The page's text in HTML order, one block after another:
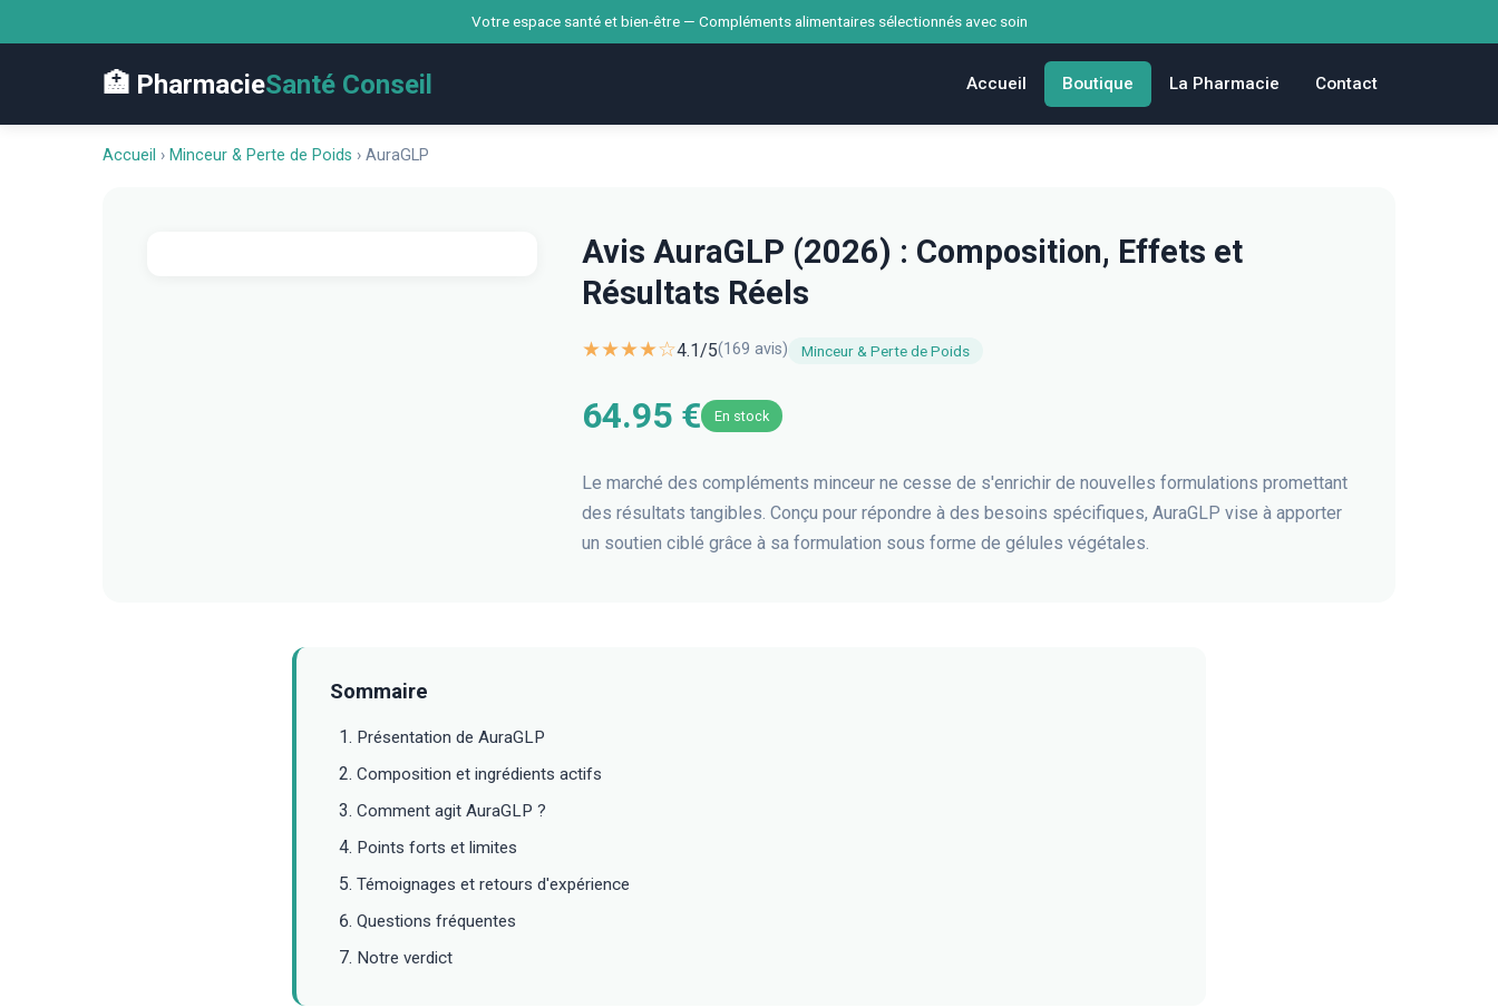
Votre espace santé et bien-être — Compléments alimentaires sélectionnés avec soin
🏥 PharmacieSanté Conseil Accueil Boutique La Pharmacie Contact
Accueil › Minceur & Perte de Poids › AuraGLP
Avis AuraGLP (2026) : Composition, Effets et
Résultats Réels
★★★★☆4.1/5(169 avis) Minceur & Perte de Poids
64.95 € En stock
Le marché des compléments minceur ne cesse de s'enrichir de nouvelles formulations promettant
des résultats tangibles. Conçu pour répondre à des besoins spécifiques, AuraGLP vise à apporter
un soutien ciblé grâce à sa formulation sous forme de gélules végétales.
Sommaire
Présentation de AuraGLP
Composition et ingrédients actifs
Comment agit AuraGLP ?
Points forts et limites
Témoignages et retours d'expérience
Questions fréquentes
Notre verdict